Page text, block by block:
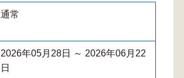
通常
2026年05月28日 ～ 2026年06月22
日